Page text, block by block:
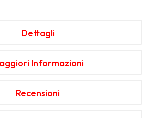
Dettagli
Informazioni
Recensioni